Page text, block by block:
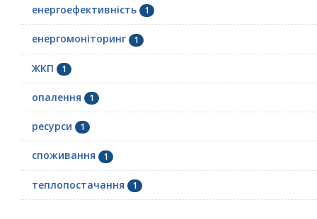
енергоефективність 1
енергомоніторинг 1
ЖКП 1
опалення 1
ресурси 1
споживання 1
теплопостачання 1